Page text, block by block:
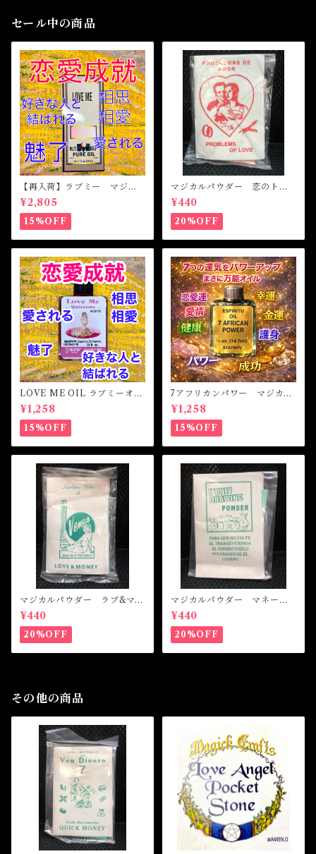
セール中の商品
【再入荷】ラブミー マジカ
ルオイル・魔女オイル Love
Me Magical Oil
¥2,805
15%OFF
マジカルパウダー 恋のトラ
ブル Magical Powder PR
OBLEM OF LOVE
¥440
20%OFF
LOVE ME OIL ラブミーオイ
ル -相思相愛・愛される-
¥1,258
15%OFF
7アフリカンパワー マジカル
オイル・魔女オイル 7AFRI
CAN POWERS Magical Oil
¥1,258
15%OFF
マジカルパウダー ラブ&マネ
ー Magical Powder LOVE
&MONEY
¥440
20%OFF
マジカルパウダー マネード
ローイング Magical Powde
r MONEY DRAWING
¥440
20%OFF
その他の商品